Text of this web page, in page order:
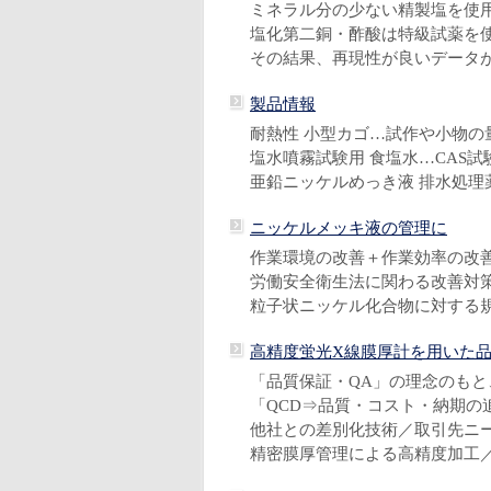
ミネラル分の少ない精製塩を使
塩化第二銅・酢酸は特級試薬を
その結果、再現性が良いデータ
製品情報
耐熱性 小型カゴ…試作や小物の
塩水噴霧試験用 食塩水…CAS試
亜鉛ニッケルめっき液 排水処
ニッケルメッキ液の管理に
作業環境の改善＋作業効率の改
労働安全衛生法に関わる改善対
粒子状ニッケル化合物に対する
高精度蛍光X線膜厚計を用いた
「品質保証・QA」の理念のも
「QCD⇒品質・コスト・納期の
他社との差別化技術／取引先ニ
精密膜厚管理による高精度加工